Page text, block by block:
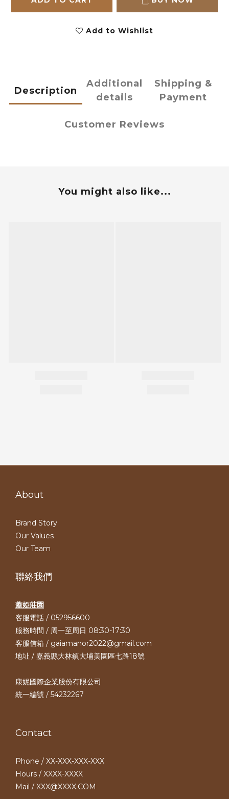
Add to Wishlist
Description
Additional
details
Shipping &
Payment
Customer Reviews
You might also like...
About
Brand Story
Our Values
Our Team
聯絡我們
蓋婭莊園
客服電話 / 052956600
服務時間 / 周一至周日 08:30-17:30
客服信箱 / gaiamanor2022@gmail.com
地址 / 嘉義縣大林鎮大埔美園區七路18號
康妮國際企業股份有限公司
統一編號 / 54232267
Contact
Phone / XX-XXX-XXX-XXX
Hours / XXXX-XXXX
Mail / XXX@XXXX.COM